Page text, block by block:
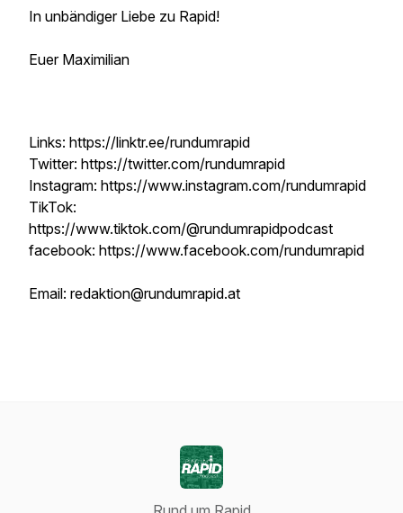
In unbändiger Liebe zu Rapid!
Euer Maximilian
Links: https://linktr.ee/rundumrapid
Twitter: https://twitter.com/rundumrapid
Instagram: https://www.instagram.com/rundumrapid
TikTok:
https://www.tiktok.com/@rundumrapidpodcast
facebook: https://www.facebook.com/rundumrapid
Email: redaktion@rundumrapid.at